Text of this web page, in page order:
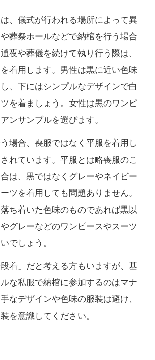
、儀式が行われる場所によって異
葬祭ホールなどで納棺を行う場合
夜や葬儀を続けて執り行う際は、
着用します。男性は黒に近い色味
、下にはシンプルなデザインで白
を着ましょう。女性は黒のワンピ
ンサンブルを選びます。
場合、喪服ではなく平服を着用し
れています。平服とは略喪服のこ
は、黒ではなくグレーやネイビー
ツを着用しても問題ありません。
ち着いた色味のものであれば黒以
グレーなどのワンピースやスーツ
でしょう。
段着」だと考える方もいますが、基
な私服で納棺に参加するのはマナ
なデザインや色味の服装は避け、
を意識してください。